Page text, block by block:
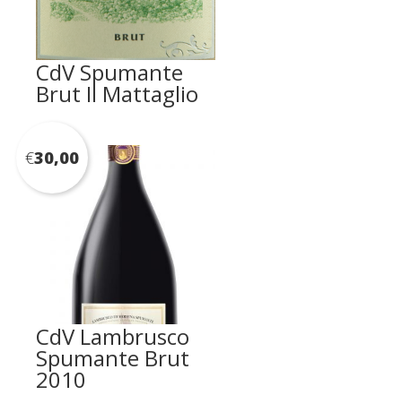
CdV Spumante
Brut Il Mattaglio
CdV Lambrusco
Spumante Brut
2010
€30,00